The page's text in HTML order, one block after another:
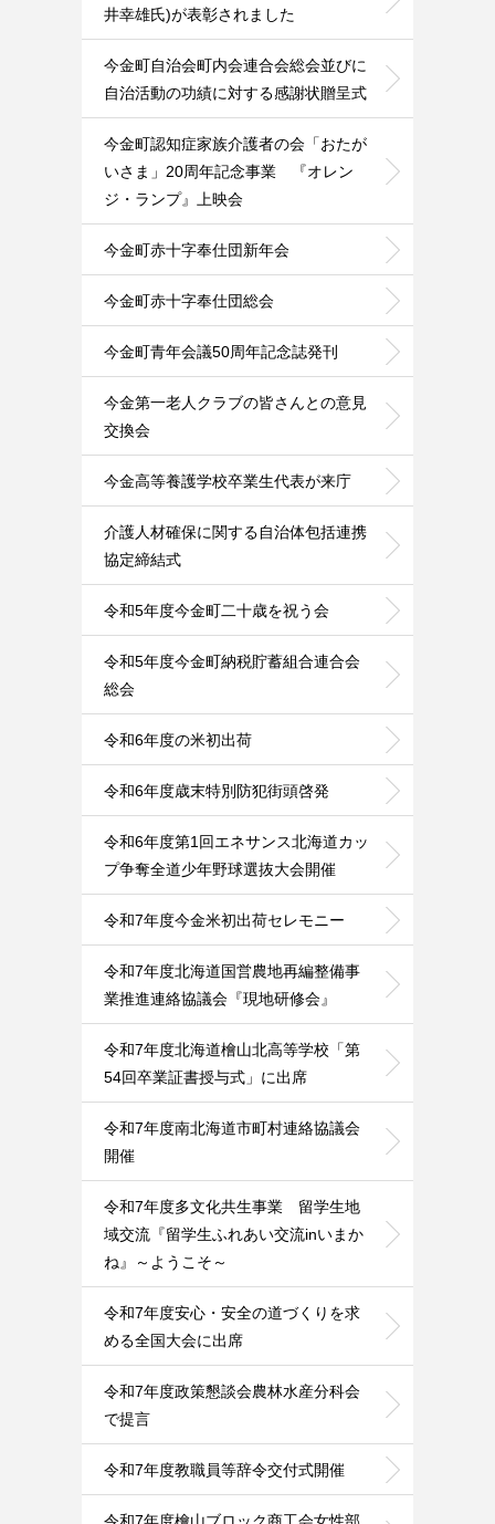
井幸雄氏)が表彰されました
今金町自治会町内会連合会総会並びに
自治活動の功績に対する感謝状贈呈式
今金町認知症家族介護者の会「おたが
いさま」20周年記念事業 『オレン
ジ・ランプ』上映会
今金町赤十字奉仕団新年会
今金町赤十字奉仕団総会
今金町青年会議50周年記念誌発刊
今金第一老人クラブの皆さんとの意見
交換会
今金高等養護学校卒業生代表が来庁
介護人材確保に関する自治体包括連携
協定締結式
令和5年度今金町二十歳を祝う会
令和5年度今金町納税貯蓄組合連合会
総会
令和6年度の米初出荷
令和6年度歳末特別防犯街頭啓発
令和6年度第1回エネサンス北海道カッ
プ争奪全道少年野球選抜大会開催
令和7年度今金米初出荷セレモニー
令和7年度北海道国営農地再編整備事
業推進連絡協議会『現地研修会』
令和7年度北海道檜山北高等学校「第
54回卒業証書授与式」に出席
令和7年度南北海道市町村連絡協議会
開催
令和7年度多文化共生事業 留学生地
域交流『留学生ふれあい交流inいまか
ね』～ようこそ～
令和7年度安心・安全の道づくりを求
める全国大会に出席
令和7年度政策懇談会農林水産分科会
で提言
令和7年度教職員等辞令交付式開催